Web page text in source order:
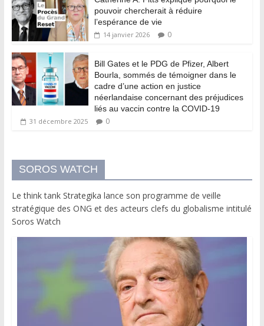
pouvoir chercherait à réduire
l’espérance de vie
14 janvier 2026 0
Bill Gates et le PDG de Pfizer, Albert
Bourla, sommés de témoigner dans le
cadre d’une action en justice
néerlandaise concernant des préjudices
liés au vaccin contre la COVID-19
31 décembre 2025 0
SOROS WATCH
Le think tank Strategika lance son programme de veille
stratégique des ONG et des acteurs clefs du globalisme intitulé
Soros Watch